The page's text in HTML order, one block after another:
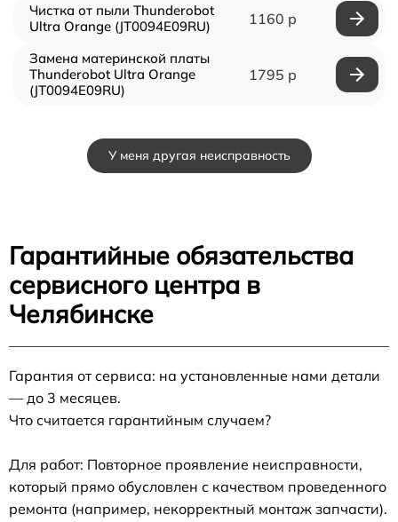
Чистка от пыли Thunderobot
Ultra Orange (JT0094E09RU)
1160 р
Замена материнской платы
Thunderobot Ultra Orange
(JT0094E09RU)
1795 р
У меня другая неисправность
Гарантийные обязательства
сервисного центра в
Челябинске
Гарантия от сервиса: на установленные нами детали
— до 3 месяцев.
Что считается гарантийным случаем?
Для работ: Повторное проявление неисправности,
который прямо обусловлен с качеством проведенного
ремонта (например, некорректный монтаж запчасти).